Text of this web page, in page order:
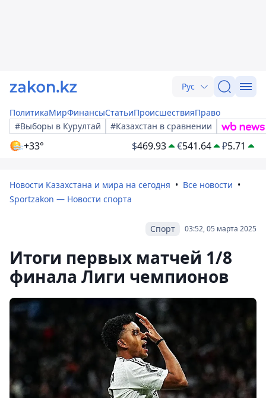
Рус
ПолитикаМирФинансыСтатьиПроисшествияПраво
#Выборы в Курултай
#Казахстан в сравнении
+33° $469.93 €541.64 ₽5.71
Новости Казахстана и мира на сегодня
Все новости
Sportzakon — Новости спорта
03:52, 05 марта 2025
Спорт
Итоги первых матчей 1/8
финала Лиги чемпионов